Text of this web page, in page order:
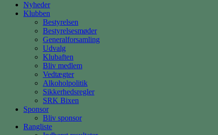
Nyheder
Klubben
Bestyrelsen
Bestyrelsesmøder
Generalforsamling
Udvalg
Klubaften
Bliv medlem
Vedtægter
Alkoholpolitik
Sikkerhedsregler
SRK Bixen
Sponsor
Bliv sponsor
Rangliste